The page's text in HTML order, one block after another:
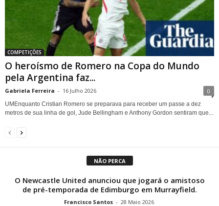
COMPETIÇÕES
O heroísmo de Romero na Copa do Mundo
pela Argentina faz...
Gabriela Ferreira - 16 Julho 2026 0
UMEnquanto Cristian Romero se preparava para receber um passe a dez
metros de sua linha de gol, Jude Bellingham e Anthony Gordon sentiram que...
NÃO PERCA
O Newcastle United anunciou que jogará o amistoso
de pré-temporada de Edimburgo em Murrayfield.
Francisco Santos - 28 Maio 2026